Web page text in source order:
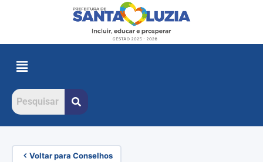
Voltar para Conselhos